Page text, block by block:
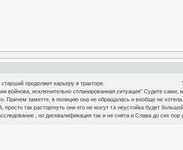
старший продолжит карьеру в тракторе. Теперь
войнова, исключительно спланированная ситуация" Судите
Причем заметте, в полицию она не обращалась и вообще не
так расторгнуть они его не могут т.к неустойка будет
, но дисквалификация так и не снята и Слава до сих пор